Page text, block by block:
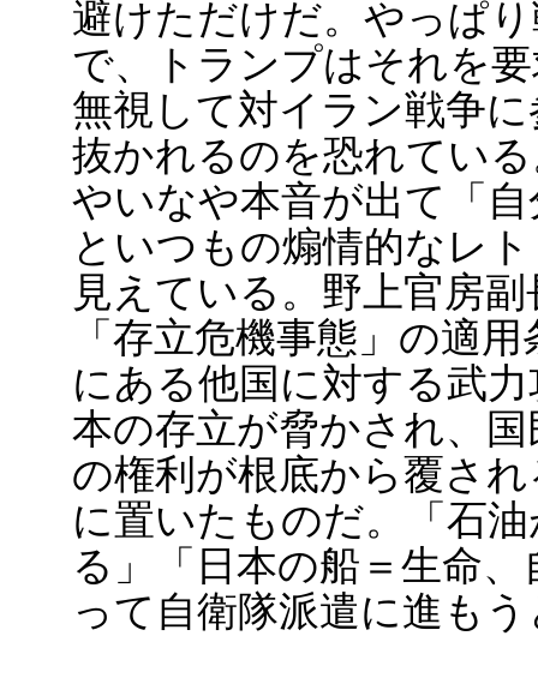
避けただけだ。やっぱ
で、トランプはそれを
無視して対イラン戦争
抜かれるのを恐れてい
やいなや本音が出て「
といつもの煽情的なレ
見えている。野上官房
「存立危機事態」の適
にある他国に対する武
本の存立が脅かされ、
の権利が根底から覆さ
に置いたものだ。「石
る」「日本の船＝生命
って自衛隊派遣に進も